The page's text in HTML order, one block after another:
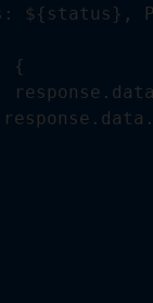
${status},
{